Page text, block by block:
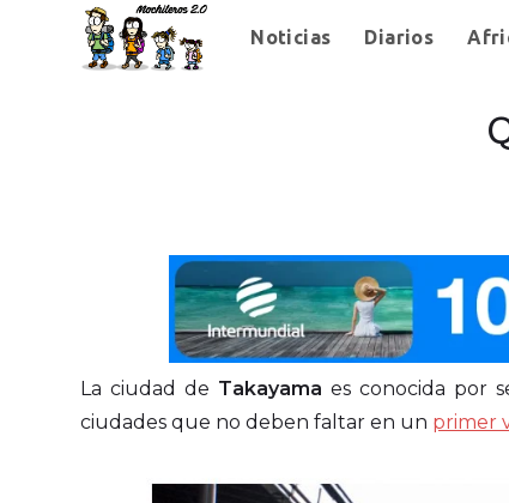
Noticias Diarios
La ciudad de Takayama es conocida por
ciudades que no deben faltar en un primer